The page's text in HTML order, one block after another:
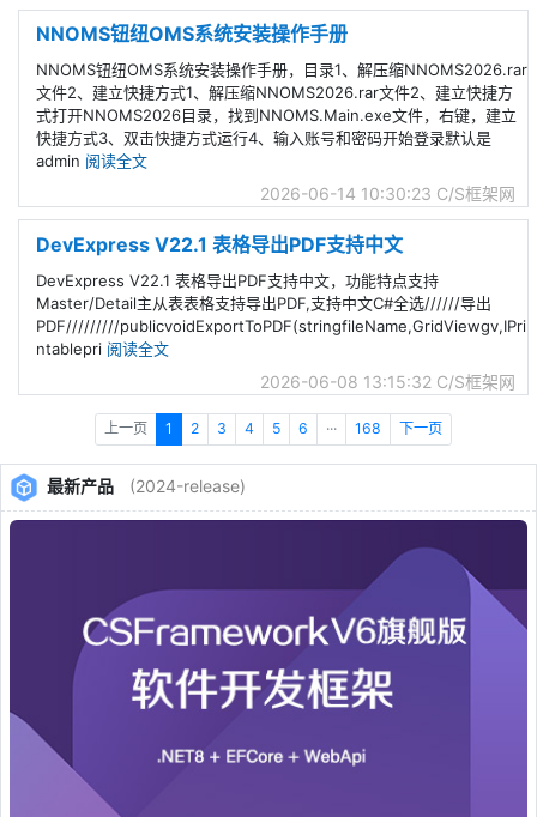
NNOMS钮纽OMS系统安装操作手册
NNOMS钮纽OMS系统安装操作手册，目录1、解压缩NNOMS2026.rar
文件2、建立快捷方式1、解压缩NNOMS2026.rar文件2、建立快捷方
式打开NNOMS2026目录，找到NNOMS.Main.exe文件，右键，建立
快捷方式3、双击快捷方式运行4、输入账号和密码开始登录默认是
admin 阅读全文
2026-06-14 10:30:23 C/S框架网
DevExpress V22.1 表格导出PDF支持中文
DevExpress V22.1 表格导出PDF支持中文，功能特点支持
Master/Detail主从表表格支持导出PDF,支持中文C#全选//////导出
PDF/////////publicvoidExportToPDF(stringfileName,GridViewgv,IPri
ntablepri 阅读全文
2026-06-08 13:15:32 C/S框架网
上一页 1 2 3 4 5 6 ··· 168 下一页
最新产品 (2024-release)